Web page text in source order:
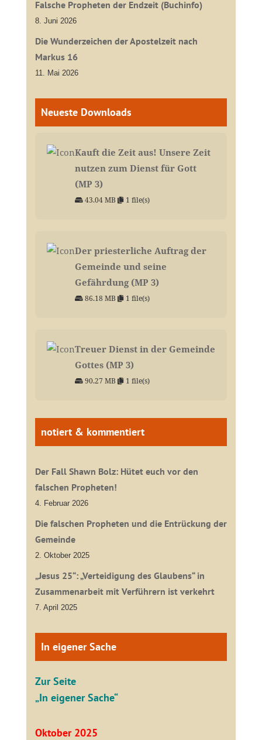
Falsche Propheten der Endzeit (Buchinfo)
8. Juni 2026
Die Wunderzeichen der Apostelzeit nach
Markus 16
11. Mai 2026
Neueste Downloads
Kauft die Zeit aus! Unsere Zeit
nutzen zum Dienst für Gott
(MP 3)
43.04 MB 1 file(s)
Der priesterliche Auftrag der
Gemeinde und seine
Gefährdung (MP 3)
86.18 MB 1 file(s)
Treuer Dienst in der Gemeinde
Gottes (MP 3)
90.27 MB 1 file(s)
notiert & kommentiert
Der Fall Shawn Bolz: Hütet euch vor den
falschen Propheten!
4. Februar 2026
Die falschen Propheten und die Entrückung der
Gemeinde
2. Oktober 2025
„Jesus 25“: „Verteidigung des Glaubens“ in
Zusammenarbeit mit Verführern ist verkehrt
7. April 2025
In eigener Sache
Zur Seite
„In eigener Sache“
Oktober 2025